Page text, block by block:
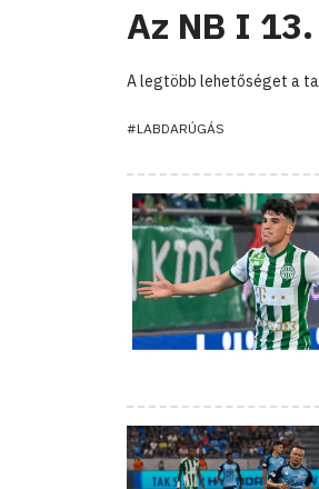
Az NB I
A legtöbb lehetőséget a
#LABDARÚGÁS